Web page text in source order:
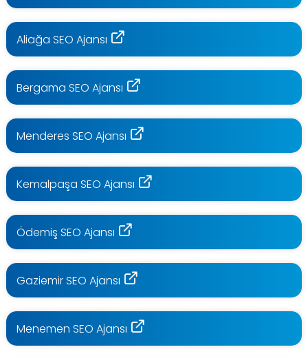
Aliağa SEO Ajansı
Bergama SEO Ajansı
Menderes SEO Ajansı
Kemalpaşa SEO Ajansı
Ödemiş SEO Ajansı
Gaziemir SEO Ajansı
Menemen SEO Ajansı